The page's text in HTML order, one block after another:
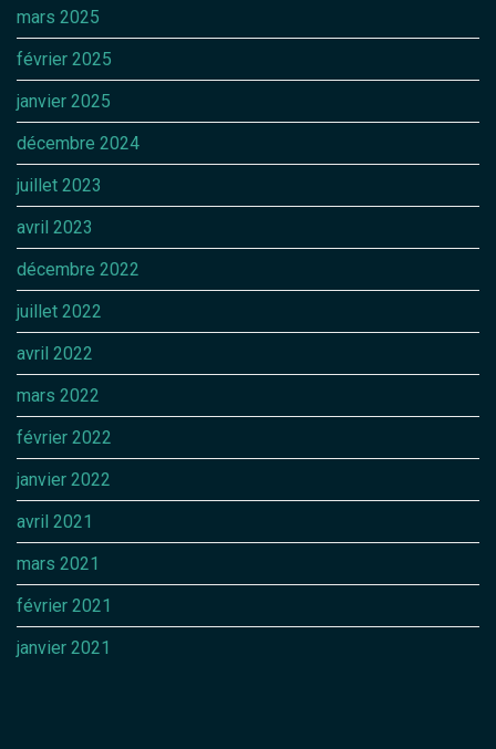
mars 2025
février 2025
janvier 2025
décembre 2024
juillet 2023
avril 2023
décembre 2022
juillet 2022
avril 2022
mars 2022
février 2022
janvier 2022
avril 2021
mars 2021
février 2021
janvier 2021